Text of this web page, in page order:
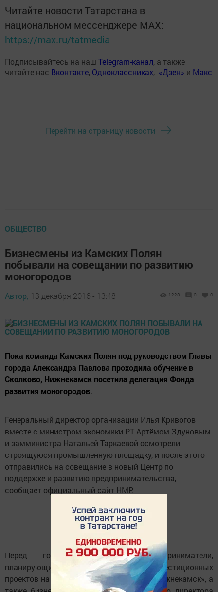
Читайте новости Татарстана в
национальном мессенджере MАХ:
https://max.ru/tatmedia
Подписывайтесь на наш Telegram-канал, а также
читайте нас Вконтакте, Одноклассниках, «Дзен» и Макс
Перейти на страницу новости
ОБЩЕСТВО
Бизнесмены из Камских Полян
побывали на совещании по развитию
моногородов
Автор, 13 декабря 2016 - 13:48 1228 0 0
Пока команда Камских Полян под руководством Главы
города Александра Павлова проходила обучение в
Сколково, Нижнекамск посетила делегация Фонда
развития моногородов.
Генеральный директор организации Илья Кривогов
вместе с министром экономики РТ Артёмом Здуновым
и замминистра Натальей Таркаевой осмотрели
строящуюся промышленную площадку, и после этого
отправились на совещание в новый Центр по
поддержке и развитию предпринимательства,
сообщает официальный сайт НМР.
Перед гостями выступили предприниматели,
планирующие реализацию своих инвестиционных
проектов на промышленной площадке «Нижнекамск», а